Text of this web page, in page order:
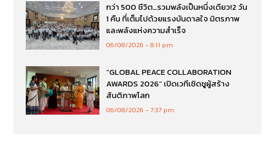
กว่า 500 ชีวิต…รวมพลังเป็นหนึ่งเดียว!2 วัน
1 คืน ที่เต็มไปด้วยแรงบันดาลใจ มิตรภาพ
และพลังแห่งความสำเร็จ
06/08/2026 8:11 pm
“GLOBAL PEACE COLLABORATION
AWARDS 2026” เปิดเวทีเชิดชูผู้สร้าง
สันติภาพโลก
06/08/2026 7:37 pm